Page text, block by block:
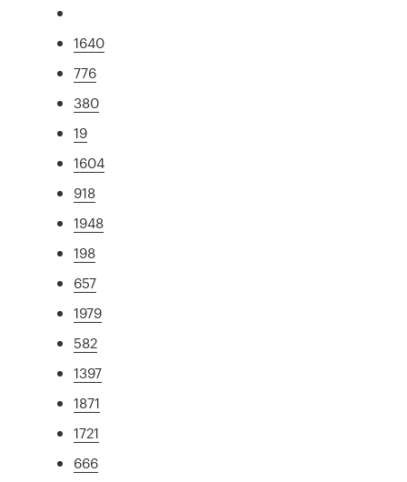
1640
776
380
19
1604
918
1948
198
657
1979
582
1397
1871
1721
666